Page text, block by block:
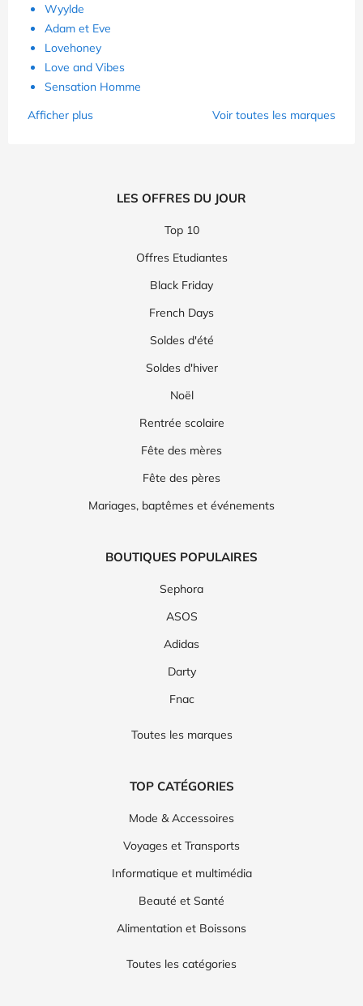
Wyylde
Adam et Eve
Lovehoney
Love and Vibes
Sensation Homme
Afficher plus
Voir toutes les marques
LES OFFRES DU JOUR
Top 10
Offres Etudiantes
Black Friday
French Days
Soldes d'été
Soldes d'hiver
Noël
Rentrée scolaire
Fête des mères
Fête des pères
Mariages, baptêmes et événements
BOUTIQUES POPULAIRES
Sephora
ASOS
Adidas
Darty
Fnac
Toutes les marques
TOP CATÉGORIES
Mode & Accessoires
Voyages et Transports
Informatique et multimédia
Beauté et Santé
Alimentation et Boissons
Toutes les catégories